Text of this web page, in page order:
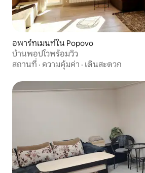
อพาร์ทเมนท์ใน Popovo
บ้านพอปโวพร้อมวิว
สถานที่ · ความคุ้มค่า · เดินสะดวก